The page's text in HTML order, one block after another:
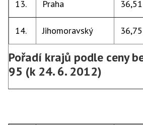
Pořadí krajů podle ceny
95 (k 24. 6. 2012)
13. Praha 36,51
14. Jihomoravský 36,75